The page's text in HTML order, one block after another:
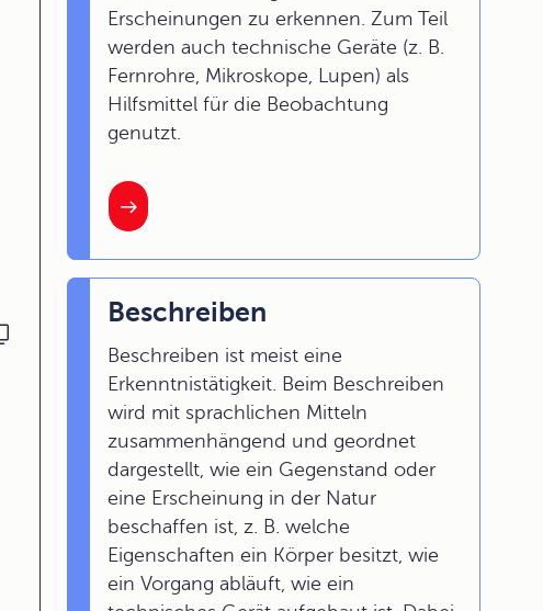
Erscheinungen zu erkennen. Zum Teil
werden auch technische Geräte (z. B.
Fernrohre, Mikroskope, Lupen) als
Hilfsmittel für die Beobachtung
genutzt.
Beschreiben
Beschreiben ist meist eine
Erkenntnistätigkeit. Beim Beschreiben
wird mit sprachlichen Mitteln
zusammenhängend und geordnet
dargestellt, wie ein Gegenstand oder
eine Erscheinung in der Natur
beschaffen ist, z. B. welche
Eigenschaften ein Körper besitzt, wie
ein Vorgang abläuft, wie ein